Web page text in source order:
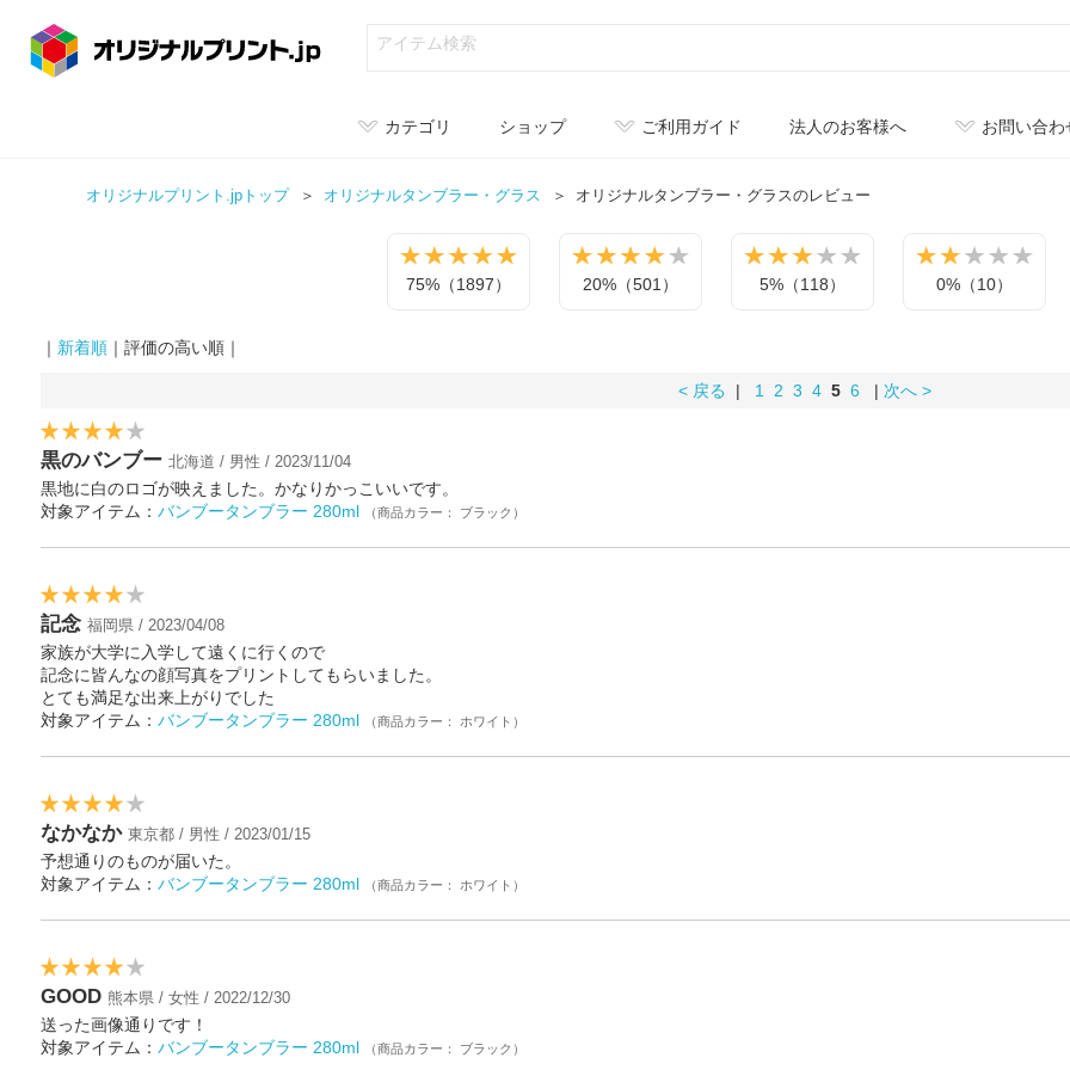
カテゴリ ショップ ご利用ガイド 法人のお客様へ お問い合わ
オリジナルプリント.jpトップ オリジナルタンブラー・グラス オリジナルタンブラー・グラスのレビュー
75%（1897） 20%（501） 5%（118） 0%（10）
｜ 新着順｜評価の高い順｜
< 戻る | 1 2 3 4 5 6 | 次へ >
黒のバンブー 北海道 / 男性 / 2023/11/04
黒地に白のロゴが映えました。かなりかっこいいです。
対象アイテム： バンブータンブラー 280ml （商品カラー： ブラック）
記念 福岡県 / 2023/04/08
家族が大学に入学して遠くに行くので
記念に皆んなの顔写真をプリントしてもらいました。
とても満足な出来上がりでした
対象アイテム： バンブータンブラー 280ml （商品カラー： ホワイト）
なかなか 東京都 / 男性 / 2023/01/15
予想通りのものが届いた。
対象アイテム： バンブータンブラー 280ml （商品カラー： ホワイト）
GOOD 熊本県 / 女性 / 2022/12/30
送った画像通りです！
対象アイテム： バンブータンブラー 280ml （商品カラー： ブラック）